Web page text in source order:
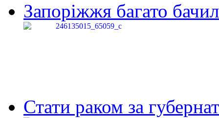
Запоріжжя багато
Стати раком за